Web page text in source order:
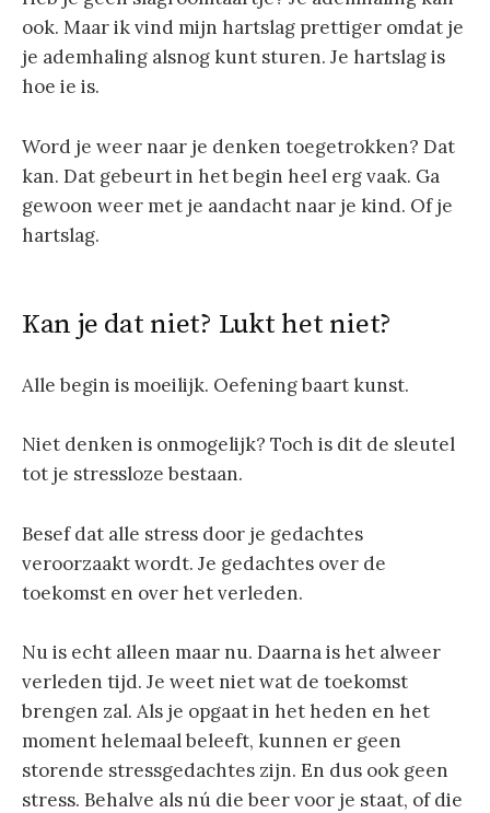
ook. Maar ik vind mijn hartslag prettiger omdat je
je ademhaling alsnog kunt sturen. Je hartslag is
hoe ie is.
Word je weer naar je denken toegetrokken? Dat
kan. Dat gebeurt in het begin heel erg vaak. Ga
gewoon weer met je aandacht naar je kind. Of je
hartslag.
Kan je dat niet? Lukt het niet?
Alle begin is moeilijk. Oefening baart kunst.
Niet denken is onmogelijk? Toch is dit de sleutel
tot je stressloze bestaan.
Besef dat alle stress door je gedachtes
veroorzaakt wordt. Je gedachtes over de
toekomst en over het verleden.
Nu is echt alleen maar nu. Daarna is het alweer
verleden tijd. Je weet niet wat de toekomst
brengen zal. Als je opgaat in het heden en het
moment helemaal beleeft, kunnen er geen
storende stressgedachtes zijn. En dus ook geen
stress. Behalve als nú die beer voor je staat, of die